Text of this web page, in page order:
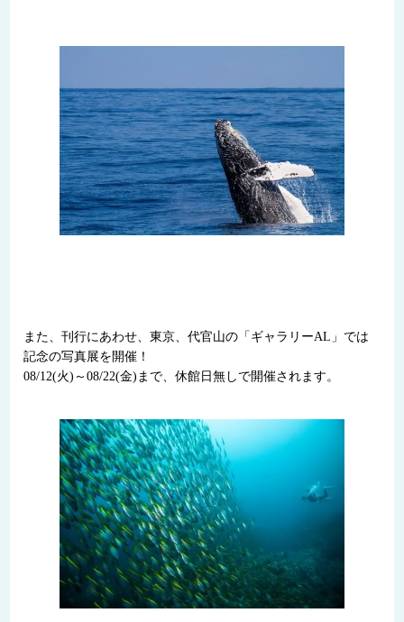
また、刊行にあわせ、東京、代官山の「ギャラリーAL」では
記念の写真展を開催！
08/12(火)～08/22(金)まで、休館日無しで開催されます。